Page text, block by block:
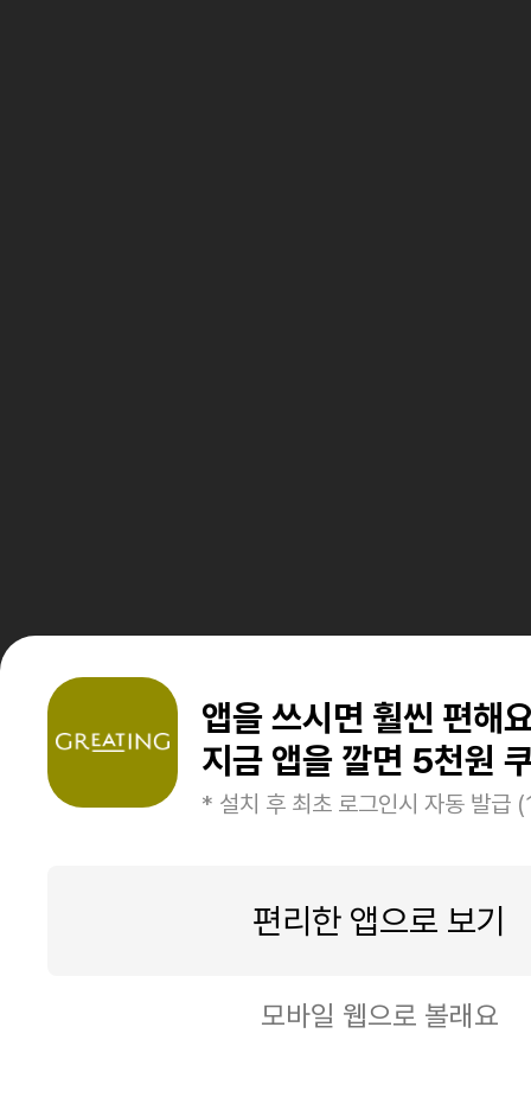
앱을 쓰시면 훨씬 편해
지금 앱을 깔면 5천원
* 설치 후 최초 로그인시 자동 발급
편리한 앱으로 보기
모바일 웹으로 볼래요